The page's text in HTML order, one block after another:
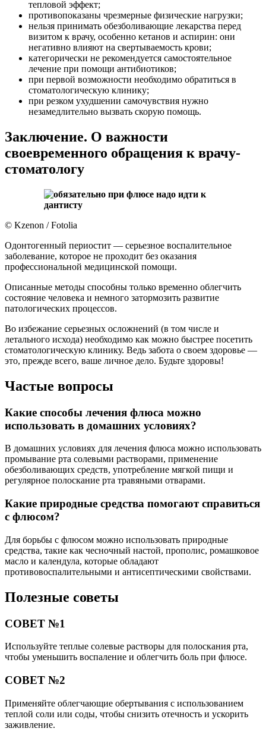
тепловой эффект;
противопоказаны чрезмерные физические нагрузки;
нельзя принимать обезболивающие лекарства перед
визитом к врачу, особенно кетанов и аспирин: они
негативно влияют на свертываемость крови;
категорически не рекомендуется самостоятельное
лечение при помощи антибиотиков;
при первой возможности необходимо обратиться в
стоматологическую клинику;
при резком ухудшении самочувствия нужно
незамедлительно вызвать скорую помощь.
Заключение. О важности
своевременного обращения к врачу-
стоматологу
© Kzenon / Fotolia
Одонтогенный периостит — серьезное воспалительное
заболевание, которое не проходит без оказания
профессиональной медицинской помощи.
Описанные методы способны только временно облегчить
состояние человека и немного затормозить развитие
патологических процессов.
Во избежание серьезных осложнений (в том числе и
летального исхода) необходимо как можно быстрее посетить
стоматологическую клинику. Ведь забота о своем здоровье —
это, прежде всего, ваше личное дело. Будьте здоровы!
Частые вопросы
Какие способы лечения флюса можно
использовать в домашних условиях?
В домашних условиях для лечения флюса можно использовать
промывание рта солевыми растворами, применение
обезболивающих средств, употребление мягкой пищи и
регулярное полоскание рта травяными отварами.
Какие природные средства помогают справиться
с флюсом?
Для борьбы с флюсом можно использовать природные
средства, такие как чесночный настой, прополис, ромашковое
масло и календула, которые обладают
противовоспалительными и антисептическими свойствами.
Полезные советы
СОВЕТ №1
Используйте теплые солевые растворы для полоскания рта,
чтобы уменьшить воспаление и облегчить боль при флюсе.
СОВЕТ №2
Применяйте облегчающие обертывания с использованием
теплой соли или соды, чтобы снизить отечность и ускорить
заживление.